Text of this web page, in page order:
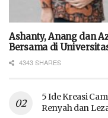
Ashanty, Anang dan
Bersama di
4343 SHARES
5 Ide Kreasi
Renyah dan